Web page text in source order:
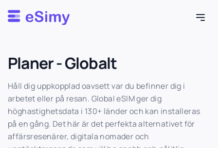
Esimy
Planer - Globalt
Håll dig uppkopplad oavsett var du befinner dig i
arbetet eller på resan. Global eSIM ger dig
höghastighetsdata i 130+ länder och kan installeras
på en gång. Det här är det perfekta alternativet för
affärsresenärer, digitala nomader och